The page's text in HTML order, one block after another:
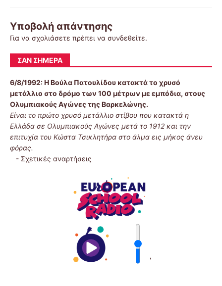
Υποβολή απάντησης
Για να σχολιάσετε πρέπει να συνδεθείτε.
ΣΑΝ ΣΉΜΕΡΑ
6/8/1992:Η Βούλα Πατουλίδου κατακτά το χρυσό
μετάλλιο στο δρόμο των 100 μέτρων με εμπόδια, στους
Ολυμπιακούς Αγώνες της Βαρκελώνης.
Είναι το πρώτο χρυσό μετάλλιο στίβου που κατακτά η
Ελλάδα σε Ολυμπιακούς Αγώνες μετά το 1912 και την
επιτυχία του Κώστα Τσικλητήρα στο άλμα εις μήκος άνευ
φόρας.
- Σχετικές αναρτήσεις
'